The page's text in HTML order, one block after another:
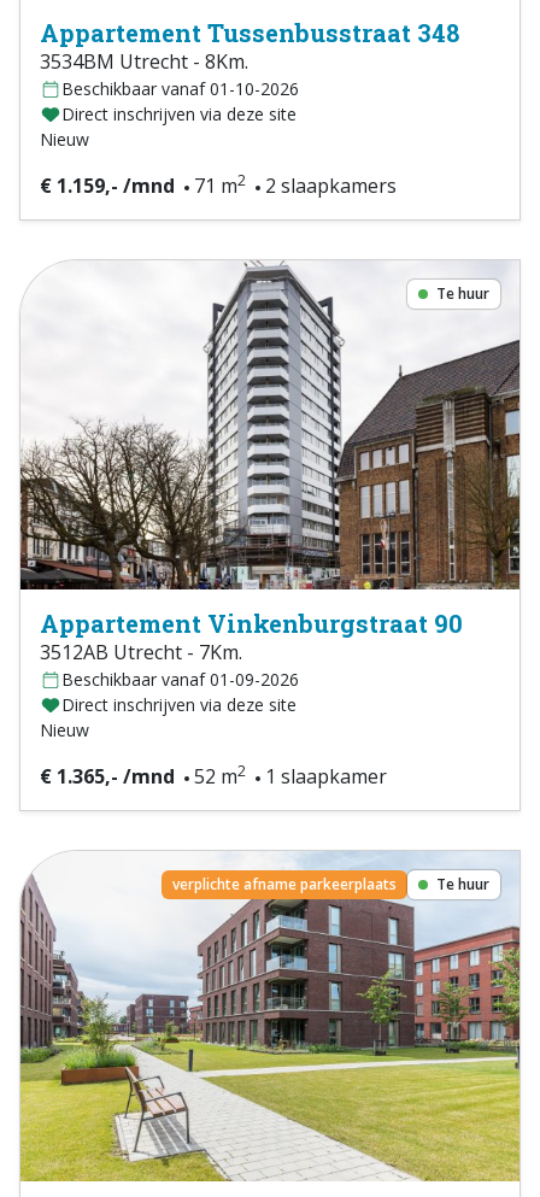
Appartement Tussenbusstraat 348
3534BM Utrecht - 8Km.
Beschikbaar vanaf 01-10-2026
Direct inschrijven via deze site
Nieuw
€ 1.159,- /mnd 71 m2 2 slaapkamers
Te huur
Appartement Vinkenburgstraat 90
3512AB Utrecht - 7Km.
Beschikbaar vanaf 01-09-2026
Direct inschrijven via deze site
Nieuw
€ 1.365,- /mnd 52 m2 1 slaapkamer
verplichte afname parkeerplaats Te huur